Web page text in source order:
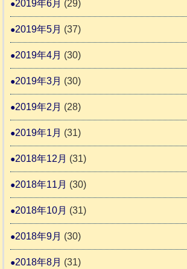
2019年6月 (29)
2019年5月 (37)
2019年4月 (30)
2019年3月 (30)
2019年2月 (28)
2019年1月 (31)
2018年12月 (31)
2018年11月 (30)
2018年10月 (31)
2018年9月 (30)
2018年8月 (31)